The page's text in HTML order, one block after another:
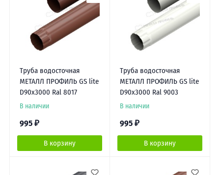
Труба водосточная
МЕТАЛЛ ПРОФИЛЬ GS lite
D90х3000 Ral 8017
В наличии
995 ₽
В корзину
Труба водосточная
МЕТАЛЛ ПРОФИЛЬ GS lite
D90х3000 Ral 9003
В наличии
995 ₽
В корзину